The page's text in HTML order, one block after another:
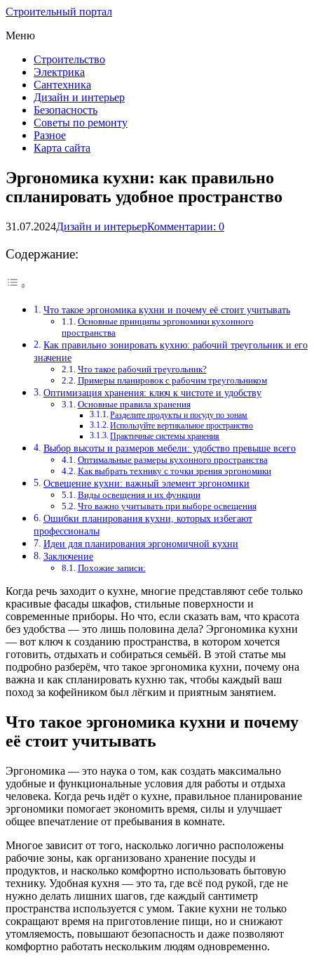
Строительный портал
Меню
Строительство
Электрика
Сантехника
Дизайн и интерьер
Безопасность
Советы по ремонту
Разное
Карта сайта
Эргономика кухни: как правильно
спланировать удобное пространство
31.07.2024Дизайн и интерьерКомментарии: 0
Содержание:
Что такое эргономика кухни и почему её стоит учитывать
Основные принципы эргономики кухонного
пространства
Как правильно зонировать кухню: рабочий треугольник и его
значение
Что такое рабочий треугольник?
Примеры планировок с рабочим треугольником
Оптимизация хранения: ключ к чистоте и удобству
Основные правила хранения
Разделите продукты и посуду по зонам
Используйте вертикальное пространство
Практичные системы хранения
Выбор высоты и размеров мебели: удобство превыше всего
Оптимальные размеры кухонного пространства
Как выбрать технику с точки зрения эргономики
Освещение кухни: важный элемент эргономики
Виды освещения и их функции
Что важно учитывать при выборе освещения
Ошибки планирования кухни, которых избегают
профессионалы
Идеи для планирования эргономичной кухни
Заключение
Похожие записи:
Когда речь заходит о кухне, многие представляют себе только
красивые фасады шкафов, стильные поверхности и
современные приборы. Но что, если сказать вам, что красота
без удобства — это лишь половина дела? Эргономика кухни
— вот ключ к созданию пространства, в котором хочется
готовить, отдыхать и собираться семьёй. В этой статье мы
подробно разберём, что такое эргономика кухни, почему она
важна и как спланировать кухню так, чтобы каждый ваш
поход за кофейником был лёгким и приятным занятием.
Что такое эргономика кухни и почему
её стоит учитывать
Эргономика — это наука о том, как создать максимально
удобные и функциональные условия для работы и отдыха
человека. Когда речь идёт о кухне, правильное планирование
эргономики помогает экономить время, силы и улучшает
общее впечатление от пребывания в комнате.
Многое зависит от того, насколько логично расположены
рабочие зоны, как организовано хранение посуды и
продуктов, и насколько комфортно использовать бытовую
технику. Удобная кухня — это та, где всё под рукой, где не
нужно делать лишних шагов, где каждый сантиметр
пространства используется с умом. Такие кухни не только
сокращают время на приготовление пищи, но и снижают
утомляемость, повышают безопасность и даже позволяют
комфортно работать нескольким людям одновременно.